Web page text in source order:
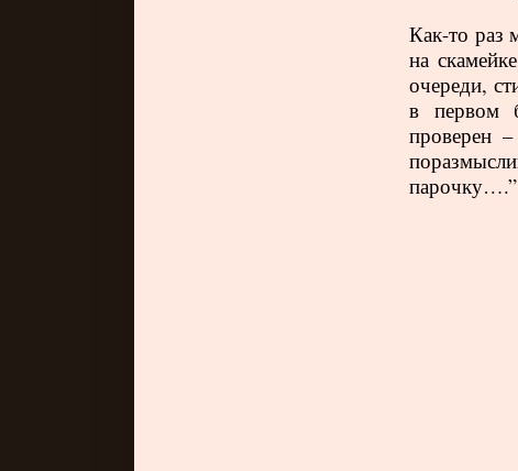
Как-то раз
на
очереди,
в первом
проверен
парочку….”